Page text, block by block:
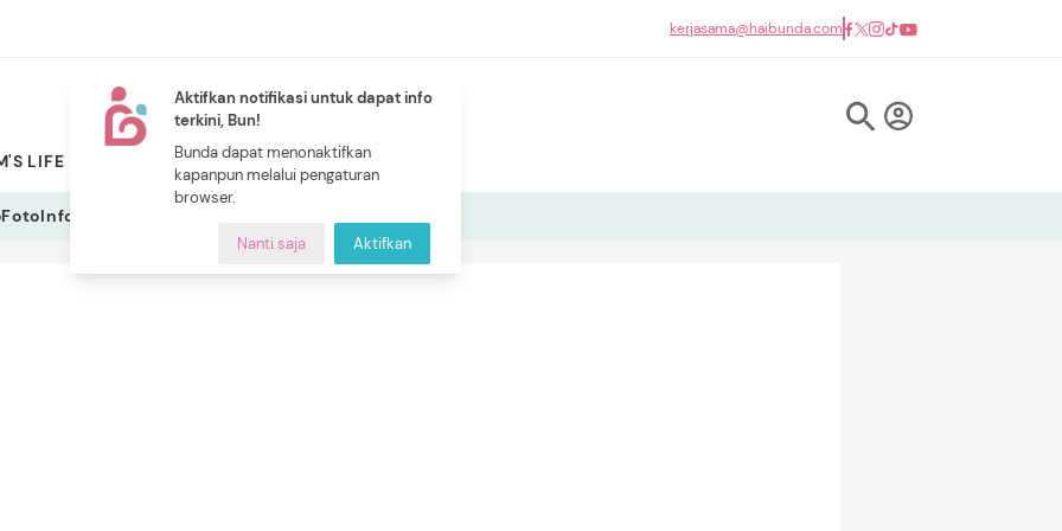
Aktifkan notifikasi untuk dapat info
terkini, Bun!
Bunda dapat menonaktifkan
kapanpun melalui pengaturan
browser.
Nanti saja Aktifkan
kerjasama@haibunda.com
LIFE PILIHAN BUNDA
NEW
CERITA BUNDA
FotoInfografis